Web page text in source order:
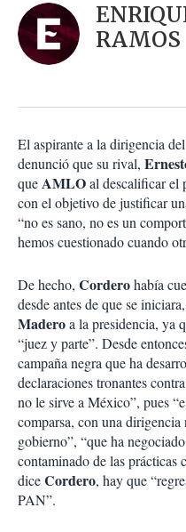
n
e
s
c
m
p
a
r
i
r
a
r
RAMOS
El aspirante a la dirigencia
denunció que su rival,
queAMLOal descalificar el
con el objetivo de justificar
“no es sano, no es un
hemos cuestionado cuando
De hecho, Corderohabía
desde antes de que se
Maderoa la presidencia, ya
“juez y parte”. Desde
campaña negra que ha
declaraciones tronantes
no le sirve a México”, pues
comparsa, con una dirigencia
gobierno”, “que ha
contaminado de las
diceCordero, hay que
PAN”.